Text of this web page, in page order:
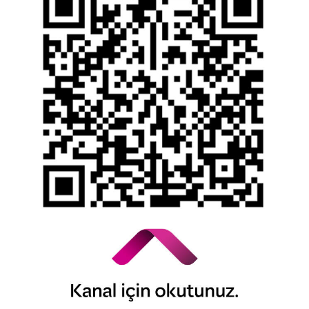
Bilgi Toplumu Hizmetleri
Kişisel Verilerin Korunması
YTM - Zamanaşımına Uğrayacak Emanet ve
Alacaklar
Kamuyu Aydınlatma Esaslarına İlişkin Duyuru